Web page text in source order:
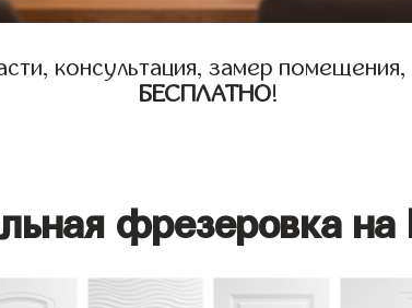
консультация, замер помещения,
БЕСПЛАТНО!
фрезеровка